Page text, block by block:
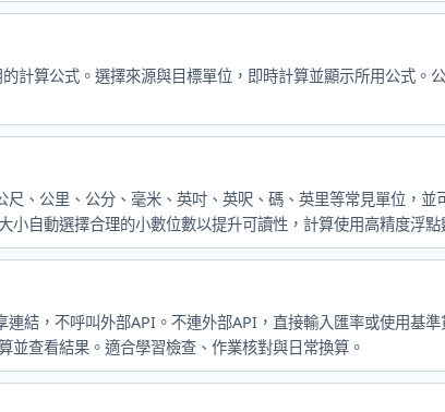
計算公式。選擇來源與目標單位，即時計算並顯示所用公式。
、公里、公分、毫米、英吋、英呎、碼、英里等常見單位，
自動選擇合理的小數位數以提升可讀性，計算使用高精度浮點
結，不呼叫外部API。不連外部API，直接輸入匯率或使用基
查看結果。適合學習檢查、作業核對與日常換算。